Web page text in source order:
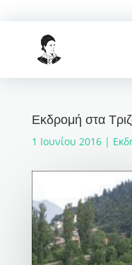
Εκδρομή στα
1 Ιουνίου 2016|